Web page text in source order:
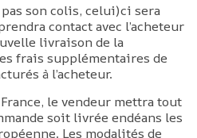
son colis, celui)ci sera
contact avec l’acheteur
livraison de la
frais supplémentaires de
à l’acheteur.
le vendeur mettra tout
soit livrée endéans les
Les modalités de